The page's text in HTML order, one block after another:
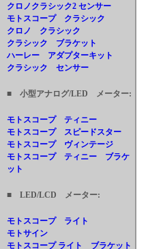
クロノクラシック2 センサー
モトスコープ クラシック
クロノ クラシック
クラシック ブラケット
ハーレー アダプターキット
クラシック センサー
■ 小型アナログ/LED メーター:
モトスコープ ティニー
モトスコープ スピードスター
モトスコープ ヴィンテージ
モトスコープ ティニー ブラケ
ット
■ LED/LCD メーター:
モトスコープ ライト
モトサイン
モトスコープ ライト ブラケット